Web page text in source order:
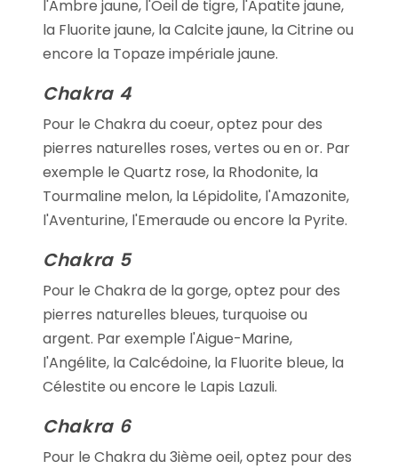
l'Ambre jaune, l'Oeil de tigre, l'Apatite jaune,
la Fluorite jaune, la Calcite jaune, la Citrine ou
encore la Topaze impériale jaune.
Chakra 4
Pour le Chakra du coeur, optez pour des
pierres naturelles roses, vertes ou en or. Par
exemple le Quartz rose, la Rhodonite, la
Tourmaline melon, la Lépidolite, l'Amazonite,
l'Aventurine, l'Emeraude ou encore la Pyrite.
Chakra 5
Pour le Chakra de la gorge, optez pour des
pierres naturelles bleues, turquoise ou
argent. Par exemple l'Aigue-Marine,
l'Angélite, la Calcédoine, la Fluorite bleue, la
Célestite ou encore le Lapis Lazuli.
Chakra 6
Pour le Chakra du 3ième oeil, optez pour des